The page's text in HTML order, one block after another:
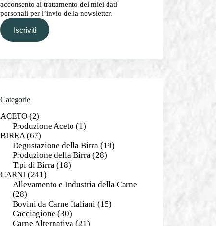
acconsento al trattamento dei miei dati
personali per l’invio della newsletter.
Iscriviti
Categorie
ACETO(2)
Produzione Aceto (1)
BIRRA(67)
Degustazione della Birra (19)
Produzione della Birra (28)
Tipi di Birra (18)
CARNI (241)
Allevamento e Industria della Carne
(28)
Bovini da Carne Italiani (15)
Cacciagione (30)
Carne Alternativa (21)